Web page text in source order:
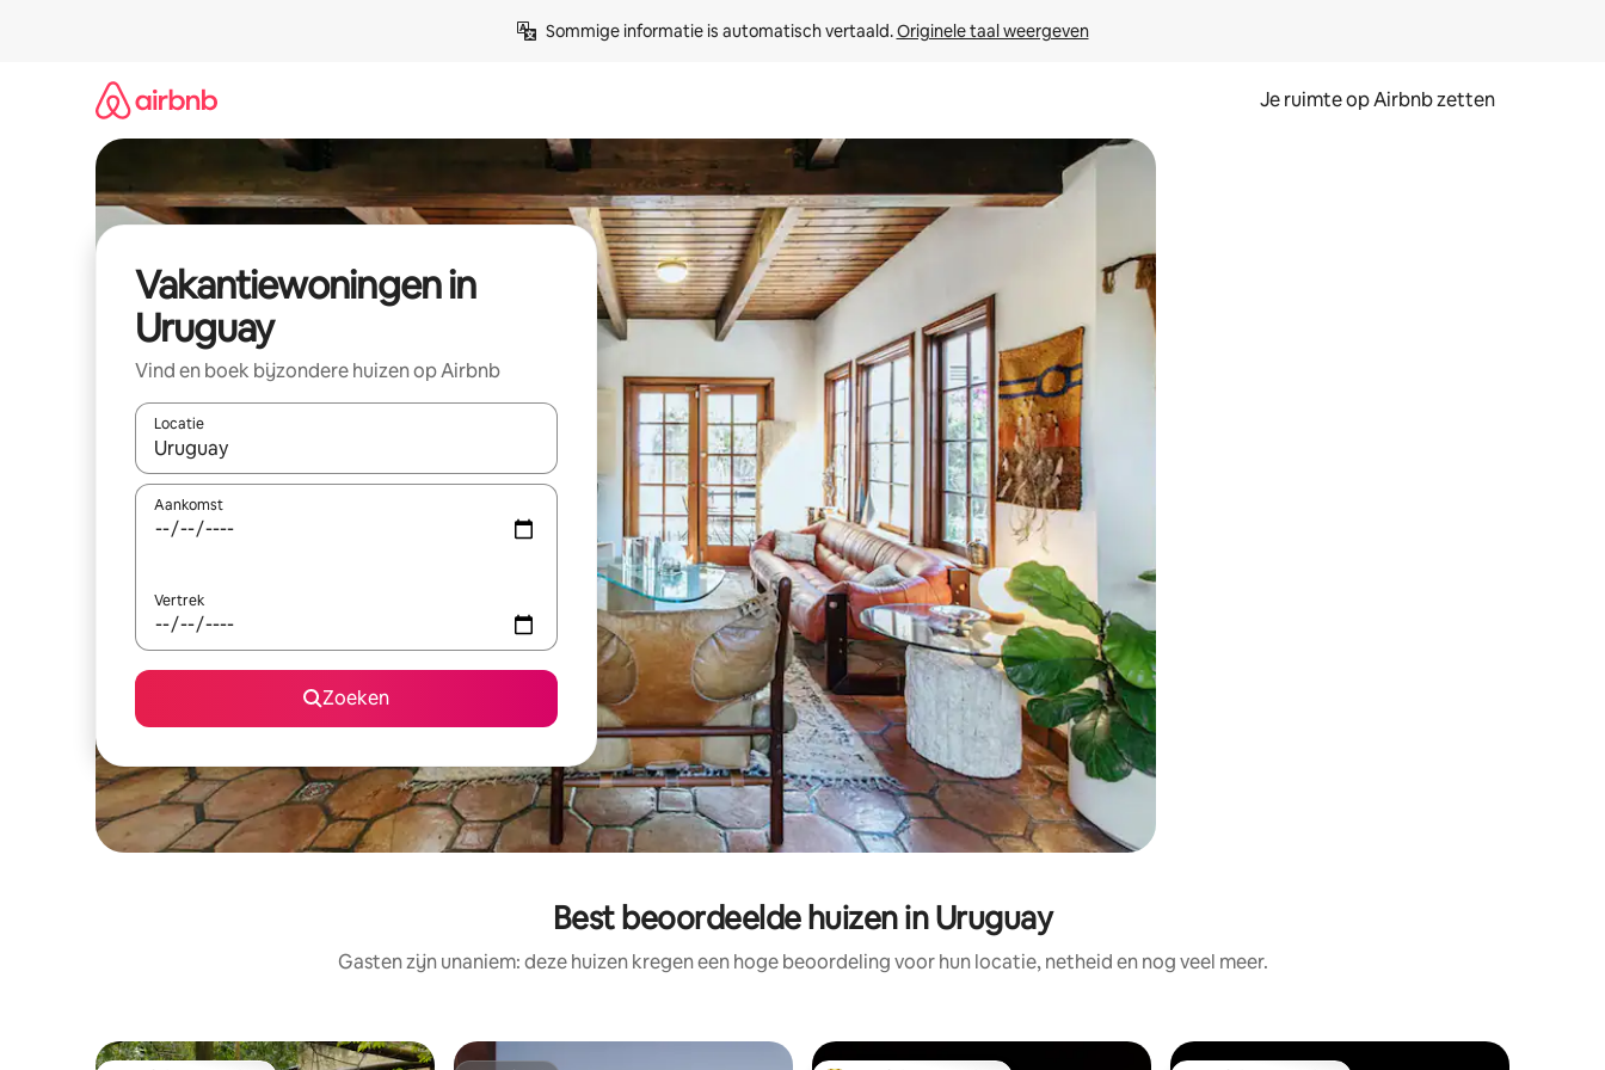
Sommige informatie is automatisch vertaald. Originele taal weergeven
Je ruimte op Airbnb zetten
Vakantiewoningen in
Uruguay
Vind en boek bijzondere huizen op Airbnb
Locatie
Wanneer er suggesties beschikbaar zijn, maak je een keuze met je de pijltjestoetsen omhoog en omlaag, óf door te tikken of swipen.
Aankomst
Vertrek
Zoeken
Best beoordeelde huizen in Uruguay
Gasten zijn unaniem: deze huizen kregen een hoge beoordeling voor hun locatie, netheid en nog veel meer.